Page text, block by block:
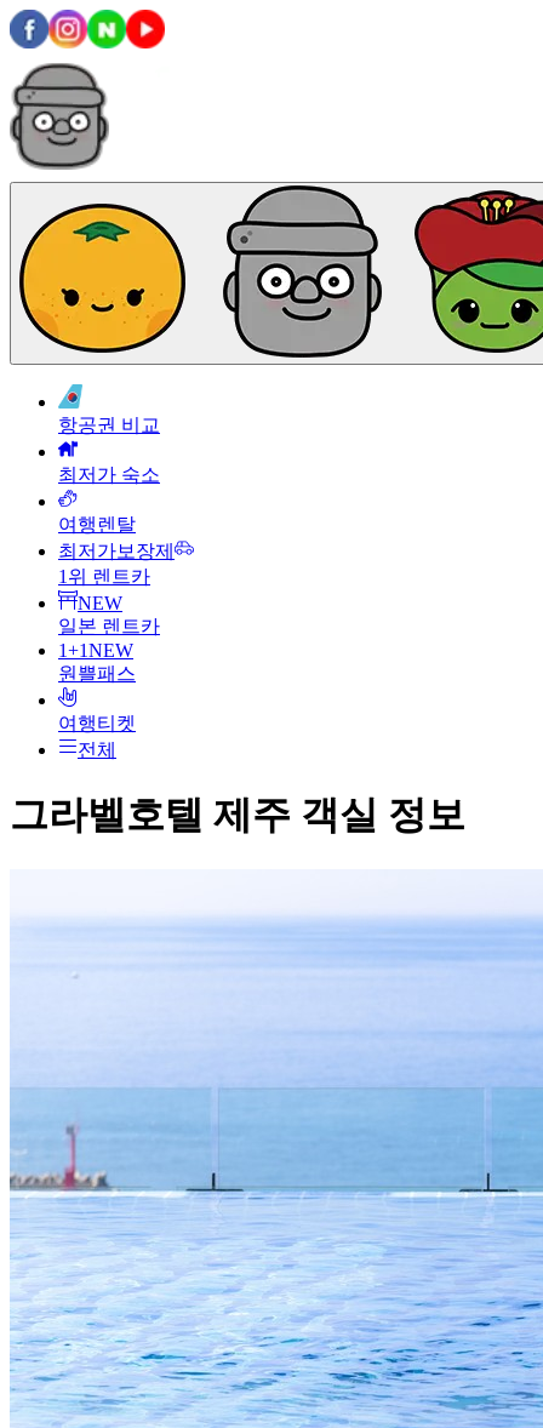
항공권 비교
최저가 숙소
여행렌탈
최저가보장제
1위 렌트카
NEW
일본 렌트카
1+1NEW
원쁠패스
여행티켓
전체
그라벨호텔 제주 객실 정보